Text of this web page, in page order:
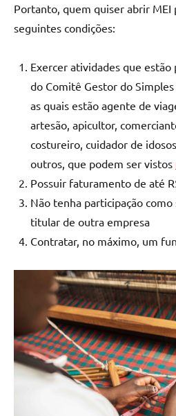
Portanto, quem quiser abrir MEI
seguintes condições:
Exercer atividades que
do Comitê Gestor do
as quais estão agente de
artesão, apicultor,
costureiro, cuidador de
outros, que podem ser vistos
Possuir faturamento de até
Não tenha participação
titular de outra empresa
Contratar, no máximo, um